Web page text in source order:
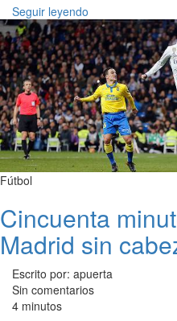
Seguir leyendo
Fútbol
Cincuenta
Madrid sin
Escrito por: apuerta
Sin comentarios
4 minutos